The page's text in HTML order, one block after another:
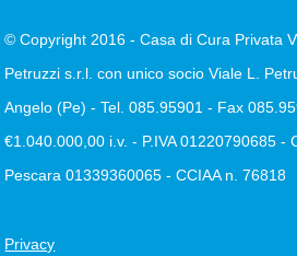
© Copyright 2016 - Casa di Cura Privata
Petruzzi s.r.l. con unico socio Viale L.
Angelo (Pe) - Tel. 085.95901 - Fax
€1.040.000,00 i.v. - P.IVA 01220790685 -
Pescara 01339360065 - CCIAA n. 76818
Privacy